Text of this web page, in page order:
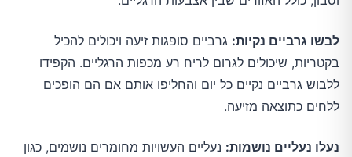
לבשו גרביים נקיות: גרביים סופגות זיעה ויכולים להכיל
בקטריות, שיכולים לגרום לריח רע מכפות הרגליים. הקפידו
ללבוש גרביים נקיים כל יום והחליפו אותם אם הם הופכים
ללחים כתוצאה מזיעה.
נעלו נעליים נושמות: נעליים העשויות מחומרים נושמים, כגון